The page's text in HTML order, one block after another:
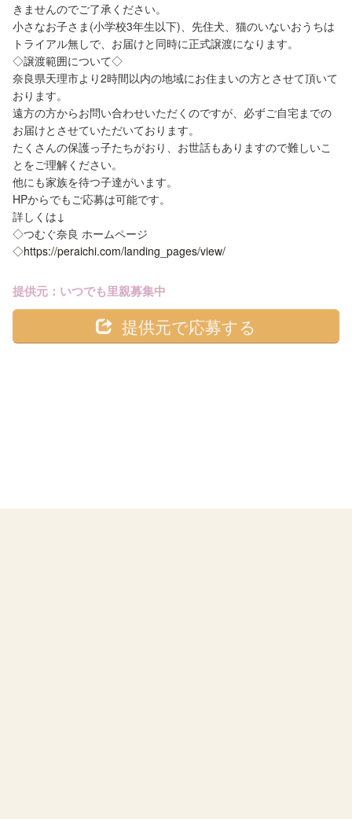
きませんのでご了承ください。
小さなお子さま(小学校3年生以下)、先住犬、猫のいないおうちは
トライアル無しで、お届けと同時に正式譲渡になります。
◇譲渡範囲について◇
奈良県天理市より2時間以内の地域にお住まいの方とさせて頂いて
おります。
遠方の方からお問い合わせいただくのですが、必ずご自宅までの
お届けとさせていただいております。
たくさんの保護っ子たちがおり、お世話もありますので難しいこ
とをご理解ください。
他にも家族を待つ子達がいます。
HPからでもご応募は可能です。
詳しくは↓
◇つむぐ奈良 ホームページ
◇https://peraichi.com/landing_pages/view/
提供元：いつでも里親募集中
提供元で応募する